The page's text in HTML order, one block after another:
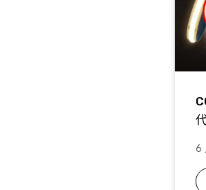
6